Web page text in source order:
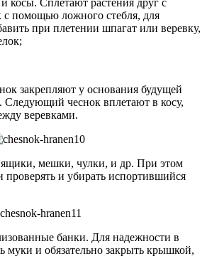
косы. Сплетают растения друг с
с помощью ложного стебля, для
при плетении шпагат или веревку,
закрепляют у основания будущей
чеснок вплетают в косу,
веревками.
мешки, чулки, и др. При этом
проверять и убирать испортившийся
банки. Для надежности в
муки и обязательно закрыть крышкой,